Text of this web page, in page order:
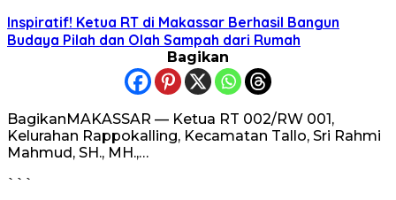
Inspiratif! Ketua RT di Makassar Berhasil Bangun
Budaya Pilah dan Olah Sampah dari Rumah
Bagikan
BagikanMAKASSAR — Ketua RT 002/RW 001,
Kelurahan Rappokalling, Kecamatan Tallo, Sri Rahmi
Mahmud, SH., MH.,…
```